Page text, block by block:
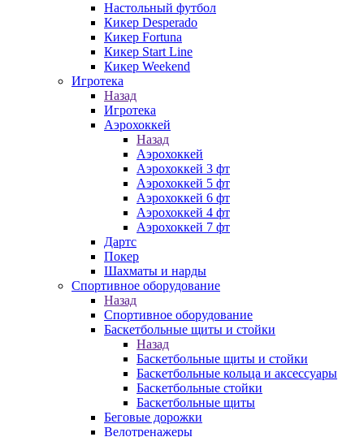
Настольный футбол
Кикер Desperado
Кикер Fortuna
Кикер Start Line
Кикер Weekend
Игротека
Назад
Игротека
Аэрохоккей
Назад
Аэрохоккей
Аэрохоккей 3 фт
Аэрохоккей 5 фт
Аэрохоккей 6 фт
Аэрохоккей 4 фт
Аэрохоккей 7 фт
Дартс
Покер
Шахматы и нарды
Спортивное оборудование
Назад
Спортивное оборудование
Баскетбольные щиты и стойки
Назад
Баскетбольные щиты и стойки
Баскетбольные кольца и аксессуары
Баскетбольные стойки
Баскетбольные щиты
Беговые дорожки
Велотренажеры